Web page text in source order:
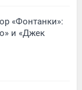
«Фонтанки»:
и «Джек